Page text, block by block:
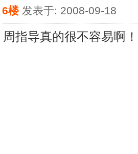
6楼 发表于: 2008-09-18
周指导真的很不容易啊！